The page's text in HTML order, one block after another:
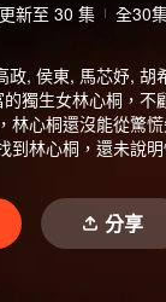
更新至 30 集 全30
政, 侯東, 馬芯妤, 胡
獨生女林心桐，不
林心桐還沒能從驚
到林心桐，還未說
，才知道秦墨堯是默
分享